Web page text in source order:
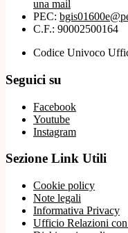
una mail
PEC:
C.F.: 90002500164
Codice Univoco
Seguici su
Facebook
Youtube
Instagram
Sezione Link Utili
Cookie policy
Note legali
Informativa Privacy
Ufficio Relazioni